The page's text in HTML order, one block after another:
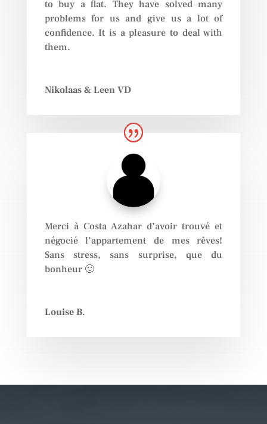
to buy a flat. They have solved many
problems for us and give us a lot of
confidence. It is a pleasure to deal with
them.
Nikolaas & Leen VD
Merci à Costa Azahar d’avoir trouvé et
négocié l’appartement de mes rêves!
Sans stress, sans surprise, que du
bonheur 🙂
Louise B.